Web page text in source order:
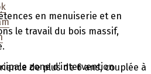
zone d’intervention
en menuiserie et en
le travail du bois massif,
de plus de 6 ans, couplée à